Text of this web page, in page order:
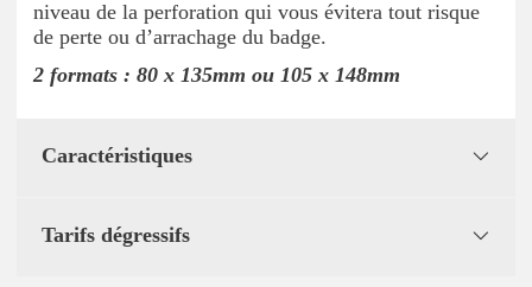
niveau de la perforation qui vous évitera tout risque
de perte ou d’arrachage du badge.
2 formats : 80 x 135mm ou 105 x 148mm
Caractéristiques
Tarifs dégressifs